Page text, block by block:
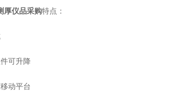
厚仪品采购特点：
可升降
动平台